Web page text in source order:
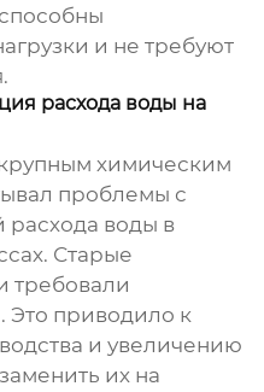
и не требуют
расхода воды на
химическим
проблемы с
расхода воды в
Старые
требовали
Это приводило к
и увеличению
их на